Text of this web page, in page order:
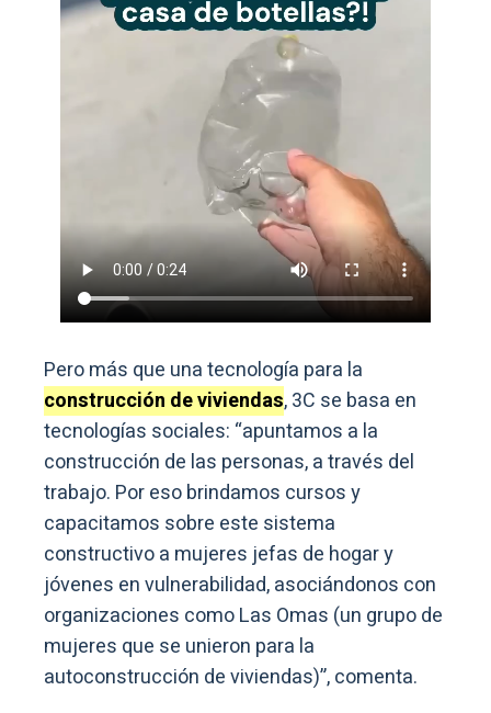
Pero más que una tecnología para la
construcción de viviendas, 3C se basa en
tecnologías sociales: “apuntamos a la
construcción de las personas, a través del
trabajo. Por eso brindamos cursos y
capacitamos sobre este sistema
constructivo a mujeres jefas de hogar y
jóvenes en vulnerabilidad, asociándonos con
organizaciones como Las Omas (un grupo de
mujeres que se unieron para la
autoconstrucción de viviendas)”, comenta.